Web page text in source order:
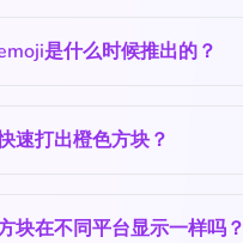
是什么时候推出的？
速打出橙色方块？
块在不同平台显示一样吗？